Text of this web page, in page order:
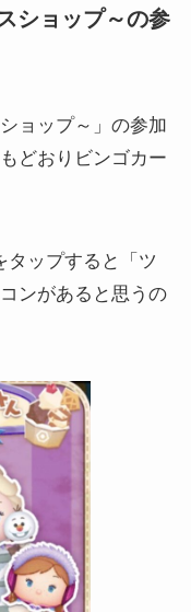
ショップ～の参
ョップ～」の参加
どおりビンゴカー
タップすると「ツ
ンがあると思うの